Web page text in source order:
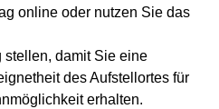
online oder nutzen Sie das
stellen, damit Sie eine
des Aufstellortes für
erhalten.